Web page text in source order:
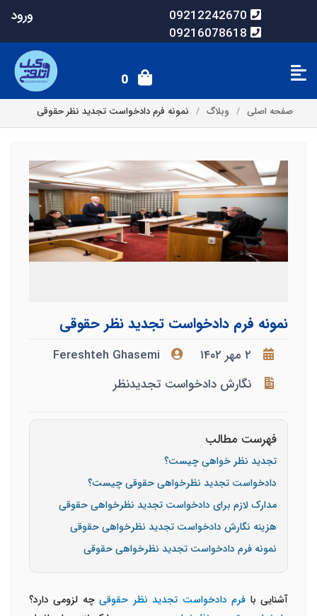
09212242670
09216078618
ورود
0
صفحه اصلی وبلاگ نمونه فرم دادخواست تجدید نظر حقوقی
نمونه فرم دادخواست تجدید نظر حقوقی
۲ مهر ۱۴۰۲
Fereshteh Ghasemi
نگارش دادخواست تجدیدنظر
فهرست مطالب
تجدید نظر خواهی چیست؟
دادخواست تجدید نظرخواهی حقوقی چیست؟
مدارک لازم برای دادخواست تجدید نظرخواهی حقوقی
هزینه نگارش دادخواست تجدید نظرخواهی حقوقی
نمونه فرم دادخواست تجدید نظرخواهی حقوقی
آشنایی با فرم دادخواست تجدید نظر حقوقیچه لزومی دارد؟